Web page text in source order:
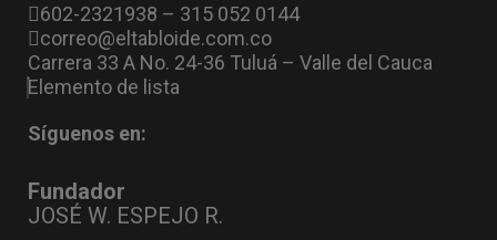
602-2321938 – 315 052 0144
correo@eltabloide.com.co
Carrera 33 A No. 24-36 Tuluá – Valle del Cauca
Elemento de lista
Síguenos en:
Fundador
JOSÉ W. ESPEJO R.